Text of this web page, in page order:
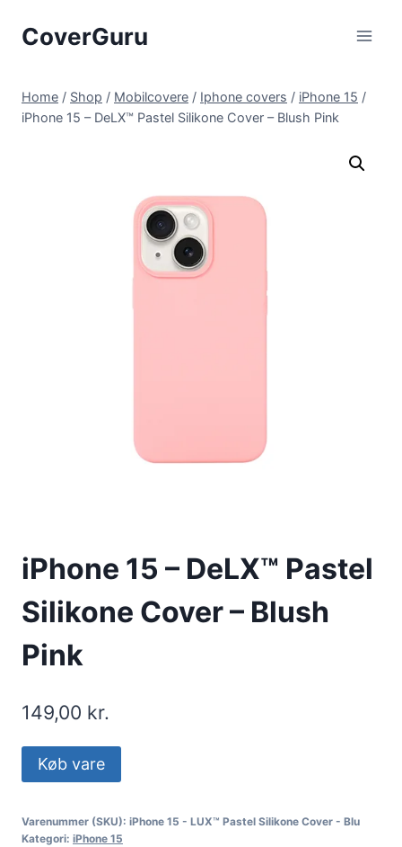
CoverGuru
Home / Shop / Mobilcovere / Iphone covers / iPhone 15 /
iPhone 15 – DeLX™ Pastel Silikone Cover – Blush Pink
iPhone 15 – DeLX™ Pastel
Silikone Cover – Blush
Pink
149,00 kr.
Køb vare
Varenummer (SKU): iPhone 15 - LUX™ Pastel Silikone Cover - Blu
Kategori: iPhone 15